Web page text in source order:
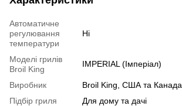
Автоматичне
регулювання
температури
Ні
Моделі грилів
Broil King
IMPERIAL (Імперіал)
Виробник
Broil King, США та Канада
Підбір гриля
Для дому та дачі